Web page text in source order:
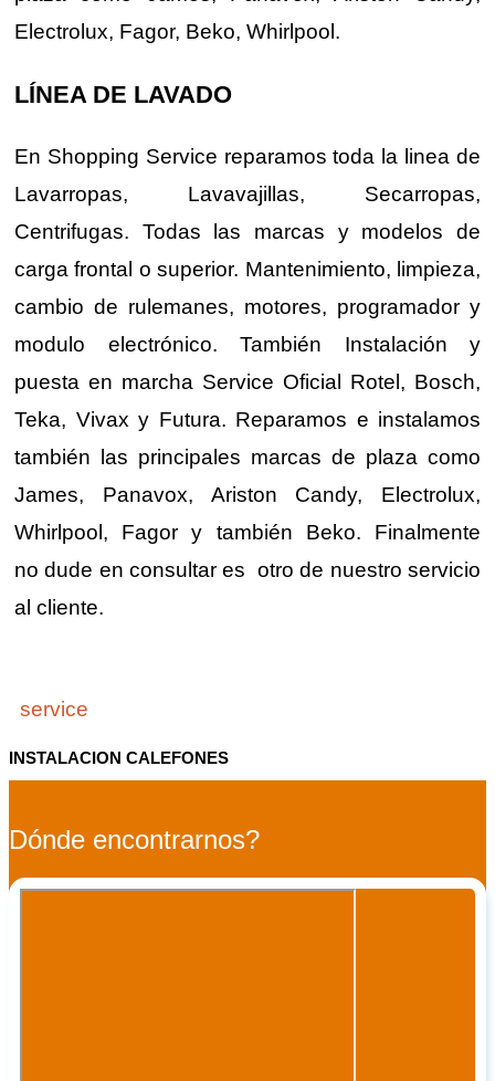
Electrolux, Fagor, Beko, Whirlpool.
LÍNEA DE LAVADO
En Shopping Service reparamos toda la linea de
Lavarropas, Lavavajillas, Secarropas,
Centrifugas. Todas las marcas y modelos de
carga frontal o superior. Mantenimiento, limpieza,
cambio de rulemanes, motores, programador y
modulo electrónico. También Instalación y
puesta en marcha Service Oficial Rotel, Bosch,
Teka, Vivax y Futura. Reparamos e instalamos
también las principales marcas de plaza como
James, Panavox, Ariston Candy, Electrolux,
Whirlpool, Fagor y también Beko. Finalmente
no dude en consultar es otro de nuestro servicio
al cliente.
service
INSTALACION CALEFONES
Dónde encontrarnos?